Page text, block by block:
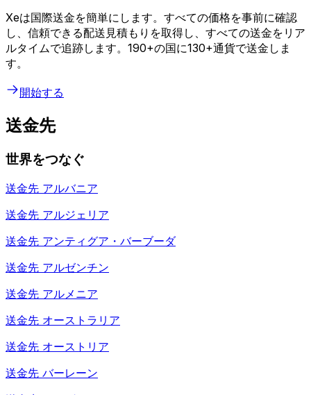
Xeは国際送金を簡単にします。すべての価格を事前に確認
し、信頼できる配送見積もりを取得し、すべての送金をリア
ルタイムで追跡します。190+の国に130+通貨で送金しま
す。
開始する
送金先
世界をつなぐ
送金先 アルバニア
送金先 アルジェリア
送金先 アンティグア・バーブーダ
送金先 アルゼンチン
送金先 アルメニア
送金先 オーストラリア
送金先 オーストリア
送金先 バーレーン